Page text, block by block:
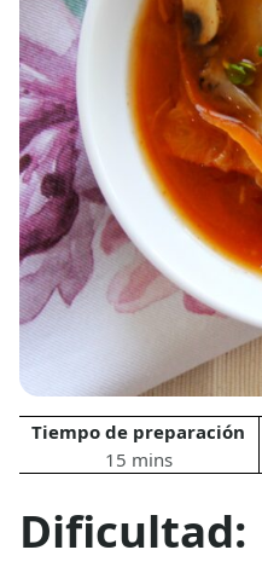
Tiempo de preparación
15 mins
Dificultad: